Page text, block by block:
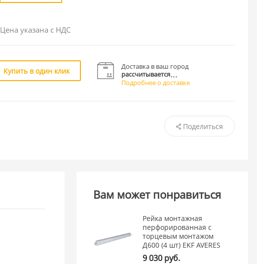
Цена указана с НДС
Купить в один клик
Доставка в ваш город
рассчитывается
Подробнее о доставке
Поделиться
Вам может понравиться
Рейка монтажная
перфорированная с
торцевым монтажом
Д600 (4 шт) EKF AVERES
9 030 руб.